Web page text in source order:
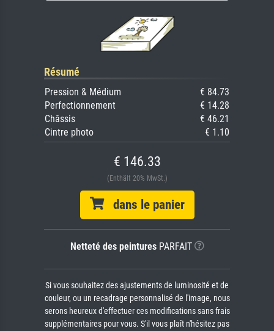
Résumé
Pression & Médium
€ 84.73
Perfectionnement
€ 14.28
Châssis
€ 46.21
Cintre photo
€ 1.10
€ 146.33
(Enthält 20% MwSt.)
dans le panier
Netteté des peinturesPARFAIT
Si vous souhaitez des ajustements de luminosité et de
couleur, ou un recadrage personnalisé de l'image, nous
serons heureux d'effectuer ces modifications sans frais
supplémentaires pour vous. S'il vous plaît n'hésitez pas